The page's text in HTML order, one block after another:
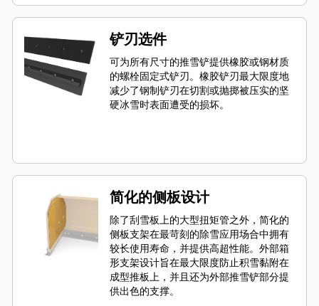
铲刃选件
可为所有尺寸的推雪铲提供橡胶或钢材质
的螺栓固定式铲刃。橡胶铲刃最大限度地
减少了钢制铲刃在切割或抛掷被压实的坚
硬冰雪时表面遭受的损坏。
简化的侧板设计
除了刮雪板上的大型扭矩管之外，简化的
侧板支架在最苛刻的除雪应用场合中拥有
较长使用寿命，并提供高超性能。外部箱
形支架设计旨在最大限度防止积雪黏附在
成型推板上，并且还为外部推雪铲部分提
供出色的支撑。